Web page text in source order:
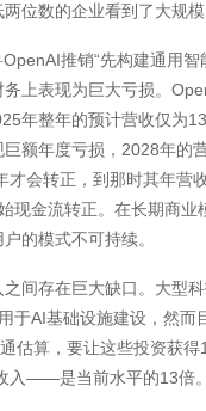
位数的企业看到了大规模
推销“先构建通用智
上表现为巨大亏损。
年整年的预计营收仅为
额年度亏损，2028年的
才会转正，到那时其年营
现金流转正。在长期商业
的模式不可持续。
间存在巨大缺口。大型
于AI基础设施建设，然而
估算，要让这些投资获
入——是当前水平的13倍。